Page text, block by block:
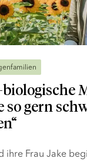
so gern
ihre Frau Jake